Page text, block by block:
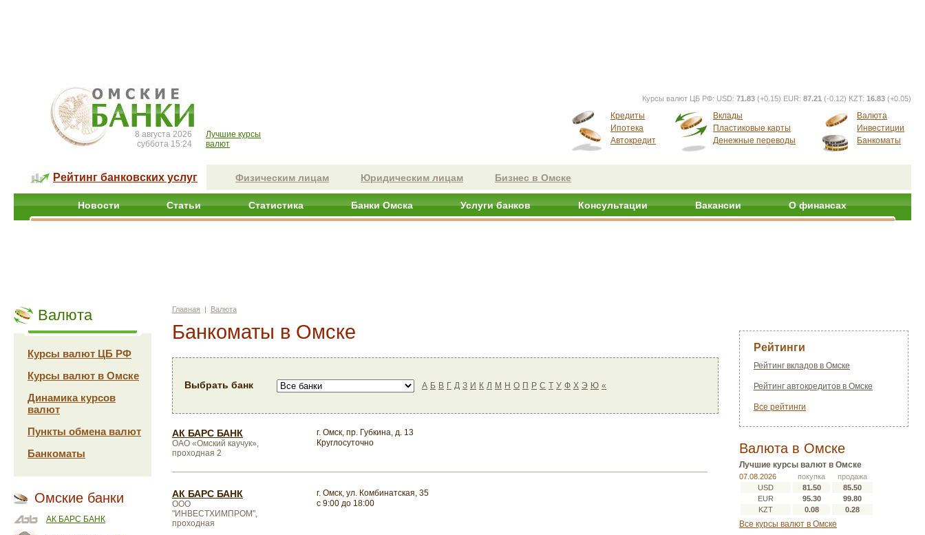
8 августа 2026
суббота 15:24
Лучшие курсы
валют
Курсы валют ЦБ РФ: USD: 71.83 (+0.15) EUR: 87.21 (-0.12) KZT: 16.83 (+0.05)
Кредиты
Ипотека
Автокредит
Вклады
Пластиковые карты
Денежные переводы
Валюта
Инвестиции
Банкоматы
Рейтинг банковских услуг Физическим лицам Юридическим лицам Бизнес в Омске
Новости Статьи Статистика Банки Омска Услуги банков Консультации Вакансии О финансах
Валюта
Курсы валют ЦБ РФ
Курсы валют в Омске
Динамика курсов
валют
Пункты обмена валют
Банкоматы
Омские банки
АК БАРС БАНК
Главная | Валюта
Банкоматы в Омске
Выбрать банк А Б В Г Д З И К Л М Н О П Р С Т У Ф Х Э Ю «
АК БАРС БАНК
ОАО «Омский каучук»,
проходная 2
г. Омск, пр. Губкина, д. 13
Круглосуточно
АК БАРС БАНК
ООО
"ИНВЕСТХИМПРОМ",
проходная
г. Омск, ул. Комбинатская, 35
с 9:00 до 18:00
Рейтинги
Рейтинг вкладов в Омске
Рейтинг автокредитов в Омске
Все рейтинги
Валюта в Омске
Лучшие курсы валют в Омске
07.08.2026 покупка
продажа
USD
81.50
85.50
EUR
95.30
99.80
KZT
0.08 0.28
Все курсы валют в Омске